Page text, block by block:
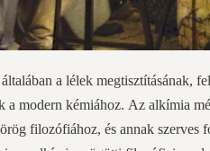
a lélek megtisztításának,
modern kémiához. Az alkímia
filozófiához, és annak szerves